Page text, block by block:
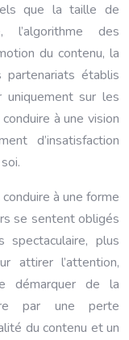
que la taille de
l’algorithme des
du contenu, la
établis
uniquement sur les
à une vision
d’insatisfaction
à une forme
se sentent obligés
plus
attirer l’attention,
démarquer de la
par une perte
du contenu et un